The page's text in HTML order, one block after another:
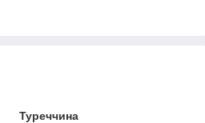
Туреччина